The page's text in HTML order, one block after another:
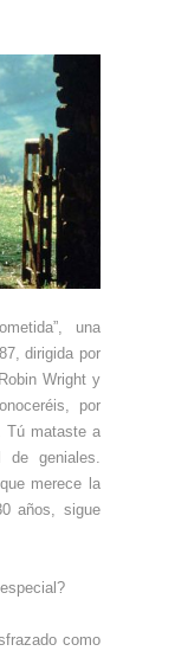
una
dirigida por
Wright y
por
Tú mataste a
geniales.
merece la
años, sigue
como